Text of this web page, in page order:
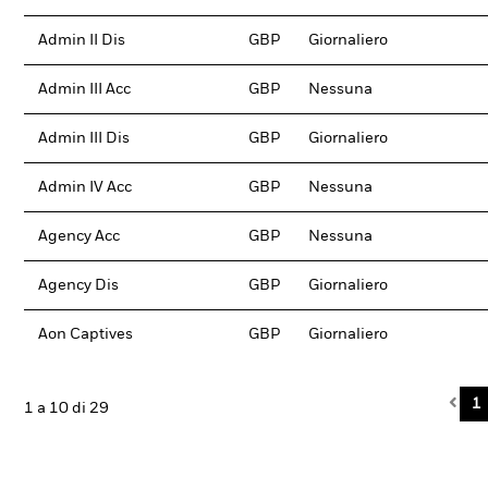
Admin II Dis GBP Giornaliero
Admin III Acc GBP Nessuna
Admin III Dis GBP Giornaliero
Admin IV Acc GBP Nessuna
Agency Acc GBP Nessuna
Agency Dis GBP Giornaliero
Aon Captives GBP Giornaliero
1 a 10 di 29 1